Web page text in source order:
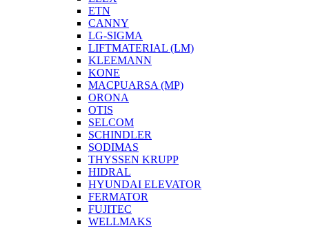
ETN
CANNY
LG-SIGMA
LIFTMATERIAL (LM)
KLEEMANN
KONE
MACPUARSA (MP)
ORONA
OTIS
SELCOM
SCHINDLER
SODIMAS
THYSSEN KRUPP
HIDRAL
HYUNDAI ELEVATOR
FERMATOR
FUJITEC
WELLMAKS